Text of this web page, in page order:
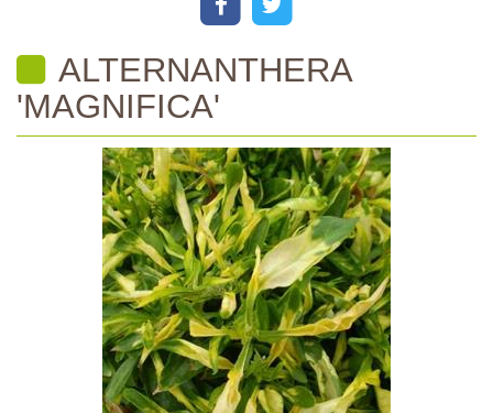
ALTERNANTHERA
'MAGNIFICA'